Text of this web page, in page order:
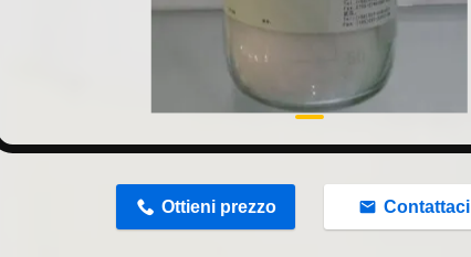
Ottieni prezzo Contattaci